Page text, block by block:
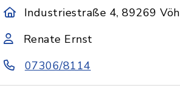
Industriestraße 4, 89269
Renate Ernst
07306/8114